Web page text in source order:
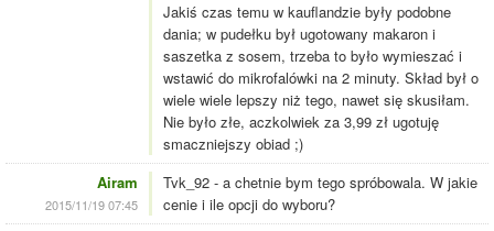
Jakiś czas temu w kauflandzie były podobne
dania; w pudełku był ugotowany makaron i
saszetka z sosem, trzeba to było wymieszać i
wstawić do mikrofalówki na 2 minuty. Skład był o
wiele wiele lepszy niż tego, nawet się skusiłam.
Nie było złe, aczkolwiek za 3,99 zł ugotuję
smaczniejszy obiad ;)
Airam
2015/11/19 07:45
Tvk_92 - a chetnie bym tego spróbowala. W jakie
cenie i ile opcji do wyboru?